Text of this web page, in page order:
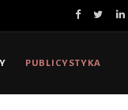
PUBLICYSTYKA